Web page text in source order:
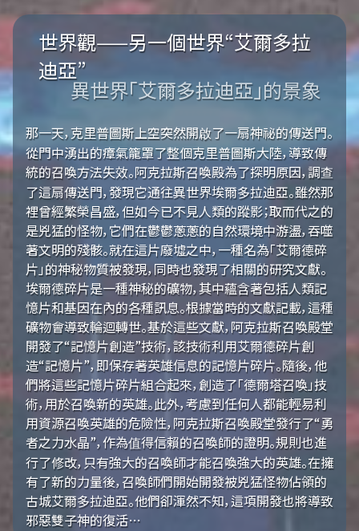
世界觀——另一個世界“艾爾多拉
迪亞”
異世界「艾爾多拉迪亞」的景象
那一天，克里普圖斯上空突然開啟了一扇神祕的傳送門。
從門中湧出的瘴氣籠罩了整個克里普圖斯大陸，導致傳
統的召喚方法失效。阿克拉斯召喚殿為了探明原因，調查
了這扇傳送門，發現它通往異世界埃爾多拉迪亞。雖然那
裡曾經繁榮昌盛，但如今已不見人類的蹤影；取而代之的
是兇猛的怪物，它們在鬱鬱蔥蔥的自然環境中游盪，吞噬
著文明的殘骸。就在這片廢墟之中，一種名為「艾爾德碎
片」的神秘物質被發現，同時也發現了相關的研究文獻。
埃爾德碎片是一種神秘的礦物，其中蘊含著包括人類記
憶片和基因在內的各種訊息。根據當時的文獻記載，這種
礦物會導致輪迴轉世。基於這些文獻，阿克拉斯召喚殿堂
開發了“記憶片創造”技術，該技術利用艾爾德碎片創
造“記憶片”，即保存著英雄信息的記憶片碎片。隨後，他
們將這些記憶片碎片組合起來，創造了「德爾塔召喚」技
術，用於召喚新的英雄。此外，考慮到任何人都能輕易利
用資源召喚英雄的危險性，阿克拉斯召喚殿堂發行了“勇
者之力水晶”，作為值得信賴的召喚師的證明。規則也進
行了修改，只有強大的召喚師才能召喚強大的英雄。在擁
有了新的力量後，召喚師們開始開發被兇猛怪物佔領的
古城艾爾多拉迪亞。他們卻渾然不知，這項開發也將導致
邪惡雙子神的復活…